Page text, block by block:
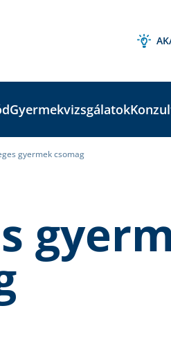
Gyermekvizsgálatok
gyermek csomag